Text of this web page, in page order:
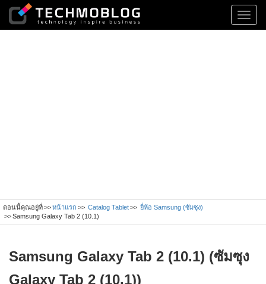
ตอนนี้คุณอยู่ที่ หน้าแรก Catalog Tablet
ยี่ห้อ Samsung (ซัมซุง)
Samsung Galaxy Tab 2 (10.1)
Samsung Galaxy Tab 2 (10.1) (ซัมซุง
Galaxy Tab 2 (10.1))